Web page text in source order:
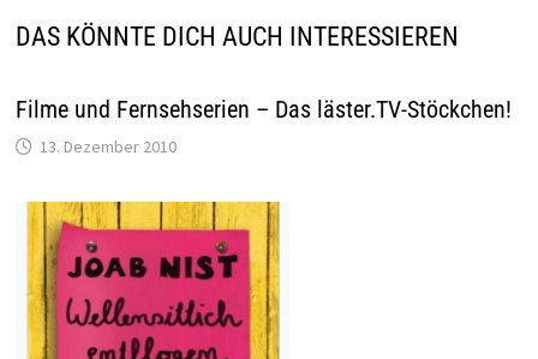
DAS KÖNNTE DICH AUCH INTERESSIEREN
Filme und Fernsehserien – Das läster.TV-Stöckchen!
13. Dezember 2010